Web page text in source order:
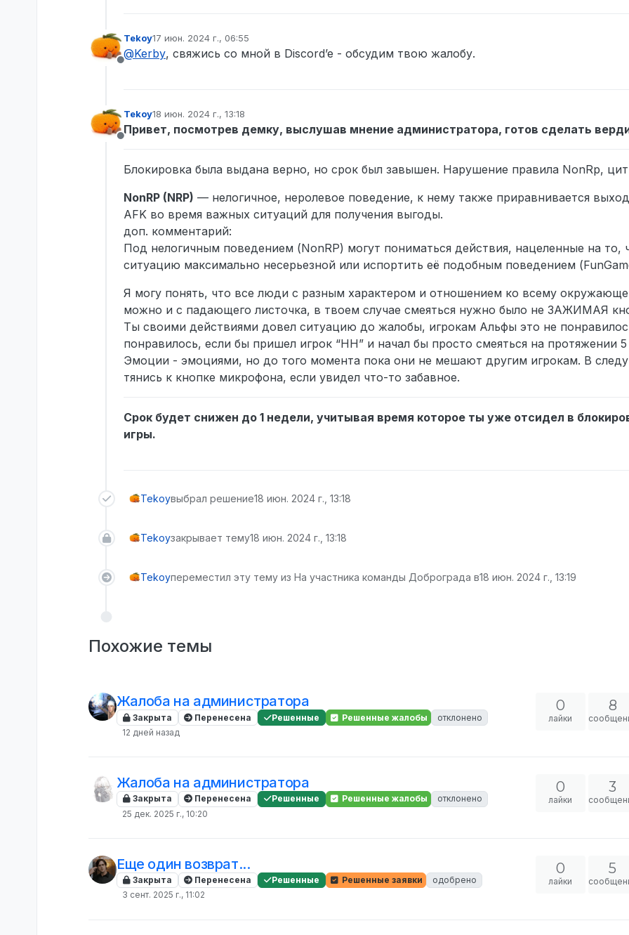
Не в сети
Tekoy17 июн. 2024 г., 06:55
отредактировано
@Kerby, свяжись со мной в Discord’e - обсудим твою жалобу.
Не в сети
Tekoy18 июн. 2024 г., 13:18
отредактировано
Привет, посмотрев демку, выслушав мнение администратора, готов сделать
Блокировка была выдана верно, но срок был завышен. Нарушение правила NonRp,
NonRP (NRP) — нелогичное, неролевое поведение, к нему также приравнивается
AFK во время важных ситуаций для получения выгоды.
доп. комментарий:
Под нелогичным поведением (NonRP) могут пониматься действия, нацеленные на то,
ситуацию максимально несерьезной или испортить её подобным поведением
Я могу понять, что все люди с разным характером и отношением ко всему
можно и с падающего листочка, в твоем случае смеяться нужно было не ЗАЖИМАЯ
Ты своими действиями довел ситуацию до жалобы, игрокам Альфы это не
понравилось, если бы пришел игрок “НН” и начал бы просто смеяться на протяжении
Эмоции - эмоциями, но до того момента пока они не мешают другим игрокам. В
тянись к кнопке микрофона, если увидел что-то забавное.
Срок будет снижен до 1 недели, учитывая время которое ты уже отсидел в
игры.
Tekoyвыбрал решение18 июн. 2024 г., 13:18
Tekoyзакрывает тему18 июн. 2024 г., 13:18
Tekoyпереместил эту тему из На участника команды Доброграда в18 июн. 2024 г., 13:19
Похожие темы
Жалоба на администратора
Закрыта Перенесена Решенные Решенные жалобы
отклонено
12 дней назад
0
лайки
8
Жалоба на администратора
Закрыта Перенесена Решенные Решенные жалобы
отклонено
25 дек. 2025 г., 10:20
0
лайки
3
Еще один возврат...
Закрыта Перенесена Решенные Решенные заявки
одобрено
3 сент. 2025 г., 11:02
0
лайки
5